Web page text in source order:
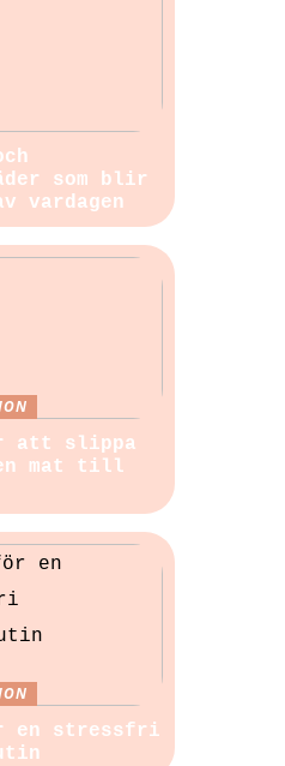
som blir
vardagen
att slippa
mat till
en stressfri